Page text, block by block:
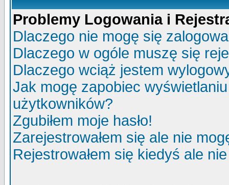
Problemy Logowania i
Dlaczego nie mogę się
Dlaczego w ogóle muszę się
Dlaczego wciąż jestem
Jak mogę zapobiec
użytkowników?
Zgubiłem moje hasło!
Zarejestrowałem się ale nie
Rejestrowałem się kiedyś ale